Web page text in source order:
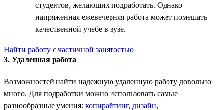
студентов, желающих подработать. Однако
напряженная ежевечерняя работа может помешать
качественной учебе в вузе.
Найти работу с частичной занятостью
3. Удаленная работа
Возможностей найти надежную удаленную работу довольно
много. Для подработки можно использовать самые
разнообразные умения: копирайтинг, дизайн,